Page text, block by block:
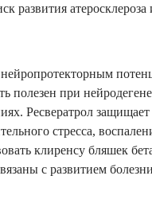
развития атеросклероза
полезен при
Ресвератрол
стресса,
клиренсу бляшек
с развитием